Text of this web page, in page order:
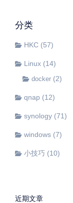
分类
HKC (57)
Linux (14)
docker (2)
qnap (12)
synology (71)
windows (7)
小技巧 (10)
近期文章